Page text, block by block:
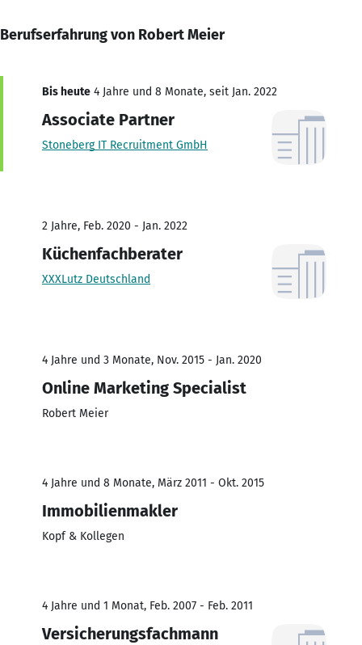
Berufserfahrung von Robert Meier
Bis heute 4 Jahre und 8 Monate, seit Jan. 2022
Associate Partner
Stoneberg IT Recruitment GmbH
2 Jahre, Feb. 2020 - Jan. 2022
Küchenfachberater
XXXLutz Deutschland
4 Jahre und 3 Monate, Nov. 2015 - Jan. 2020
Online Marketing Specialist
Robert Meier
4 Jahre und 8 Monate, März 2011 - Okt. 2015
Immobilienmakler
Kopf & Kollegen
4 Jahre und 1 Monat, Feb. 2007 - Feb. 2011
Versicherungsfachmann